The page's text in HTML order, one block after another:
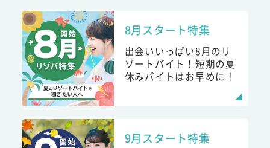
8月スタート特集
出会いいっぱい8月のリ
ゾートバイト！短期の夏
休みバイトはお早めに！
9月スタート特集